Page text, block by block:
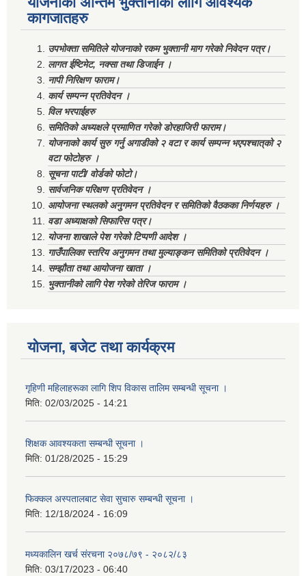
कागजातहरु
उपभोक्ता समितिले योजनाको रकम भुक्तानी माग गरेको निवेदन पत्र।
लागत ईष्टिमेट, नक्सा तथा डिजाईन ।
नापी निरिक्षण फाराम।
कार्य सम्पन्न प्रतिवेदन ।
विल भरपाईहरु
समितिको अध्यक्षले प्रमाणित गरेको डोरहाजिरी फाराम।
योजनाको कार्य सुरु गर्नु अगाडीको २ वटा र कार्य सम्पन्न भएपश्चात्‌को २
वटा फोटोहरु ।
सूचना पाटी/ वोर्डको फोटो।
सार्वजनिक परिक्षण प्रतिवेदन ।
आयोजना स्थलको अनुगमन प्रतिवेदन र समितिको वैठकका निर्णयहरु ।
वडा अध्याक्षको सिफारिस पत्र।
योजना शाखाले पेश गरेको टिप्पणी आदेश ।
गाउँपालिका स्तरिय अनुगमन तथा मुल्याङ्कन समितिको प्रतिवेदन ।
सम्झौता तथा आयोजना खाता ।
भुक्तानीको लागि पेश गरेको तेरिज फाराम ।
योजना, बजेट तथा कार्यक्रम
गृहिणी महिलाहरूका लागि शिप विकास तालिम सम्बन्धी सूचना ‌।
मिति: 02/03/2025 - 14:21
शिक्षक आवश्यकता सम्बन्धी सूचना ।
मिति: 01/28/2025 - 15:29
फिक्कल अस्पतालबाट सेवा सुचारु सम्बन्धी सूचना ।
मिति: 12/18/2024 - 16:09
मध्यकालिन खर्च संरचना २०७८/७९ - २०८२/८३
मिति: 03/17/2023 - 06:40